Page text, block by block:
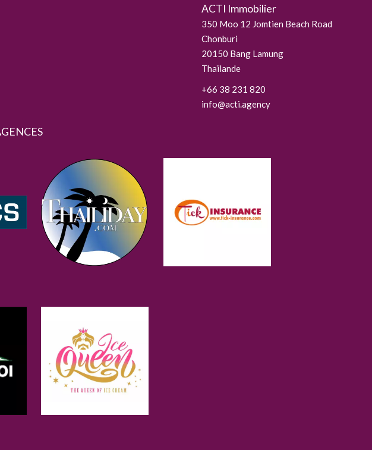
ACTI Immobilier
350 Moo 12 Jomtien Beach Road
Chonburi
20150 Bang Lamung
Thaïlande
+66 38 231 820
info@acti.agency